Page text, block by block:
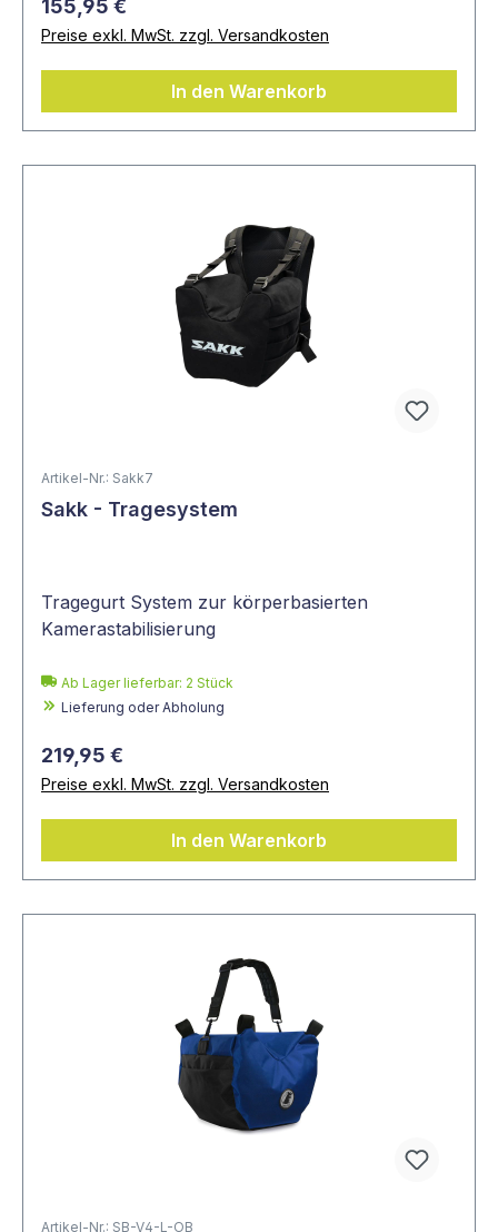
155,95 €
Preise exkl. MwSt. zzgl. Versandkosten
In den Warenkorb
Artikel-Nr.: Sakk7
Sakk - Tragesystem
Tragegurt System zur körperbasierten
Kamerastabilisierung
Ab Lager lieferbar: 2 Stück
Lieferung oder Abholung
219,95 €
Preise exkl. MwSt. zzgl. Versandkosten
In den Warenkorb
Artikel-Nr.: SB-V4-L-OB